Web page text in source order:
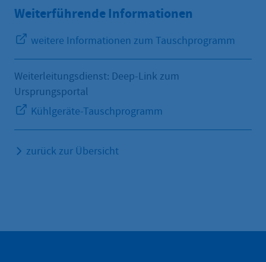
Weiterführende Informationen
weitere Informationen zum Tauschprogramm
Weiterleitungsdienst: Deep-Link zum
Ursprungsportal
Kühlgeräte-Tauschprogramm
zurück zur Übersicht